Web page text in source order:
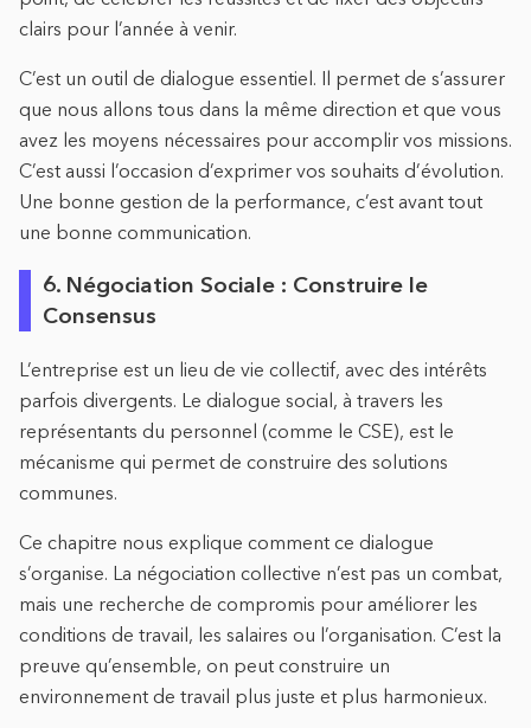
clairs pour l’année à venir.
C’est un outil de dialogue essentiel. Il permet de s’assurer
que nous allons tous dans la même direction et que vous
avez les moyens nécessaires pour accomplir vos missions.
C’est aussi l’occasion d’exprimer vos souhaits d’évolution.
Une bonne gestion de la performance, c’est avant tout
une bonne communication.
6. Négociation Sociale : Construire le
Consensus
L’entreprise est un lieu de vie collectif, avec des intérêts
parfois divergents. Le dialogue social, à travers les
représentants du personnel (comme le CSE), est le
mécanisme qui permet de construire des solutions
communes.
Ce chapitre nous explique comment ce dialogue
s’organise. La négociation collective n’est pas un combat,
mais une recherche de compromis pour améliorer les
conditions de travail, les salaires ou l’organisation. C’est la
preuve qu’ensemble, on peut construire un
environnement de travail plus juste et plus harmonieux.